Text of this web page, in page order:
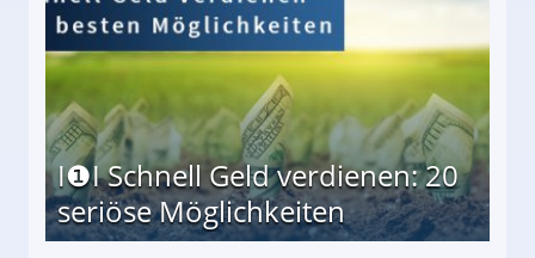
I❶I Schnell Geld verdienen: 20
seriöse Möglichkeiten